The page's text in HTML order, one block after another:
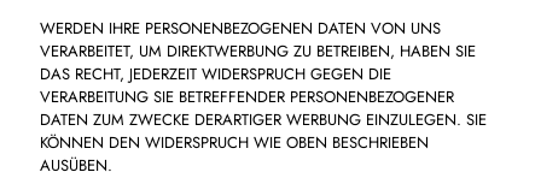
WERDEN IHRE PERSONENBEZOGENEN DATEN VON UNS
VERARBEITET, UM DIREKTWERBUNG ZU BETREIBEN, HABEN SIE
DAS RECHT, JEDERZEIT WIDERSPRUCH GEGEN DIE
VERARBEITUNG SIE BETREFFENDER PERSONENBEZOGENER
DATEN ZUM ZWECKE DERARTIGER WERBUNG EINZULEGEN. SIE
KÖNNEN DEN WIDERSPRUCH WIE OBEN BESCHRIEBEN
AUSÜBEN.